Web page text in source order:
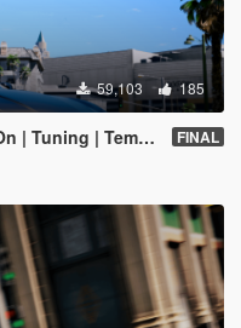
59,103 185
| Template] FINAL